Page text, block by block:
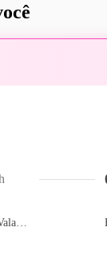
Terminal Rodoviário de Governador Valadares